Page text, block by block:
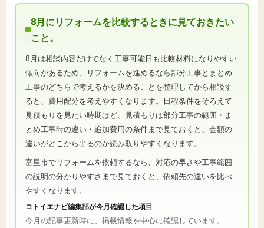
8月にリフォームを比較するときに見ておきたい
こと。
8月は相談内容だけでなく工事可能日も比較材料になりやすい
傾向があるため、リフォームを進めるなら部分工事とまとめ
工事のどちらで考えるかを決めることを整理してから相談す
ると、費用配分を考えやすくなります。日程条件をそろえて
見積もりを見たい時期ほど、見積もりは部分工事の範囲・ま
とめ工事時の違い・追加費用の条件まで見ておくと、金額の
違いがどこから出るのか読み取りやすくなります。
富里市でリフォームを依頼するなら、対応の早さや工事範囲
の説明の分かりやすさまで見ておくと、依頼先の違いを比べ
やすくなります。
コトイエナビ編集部が今月確認した項目
今月の記事更新時に、掲載情報を中心に確認しています。